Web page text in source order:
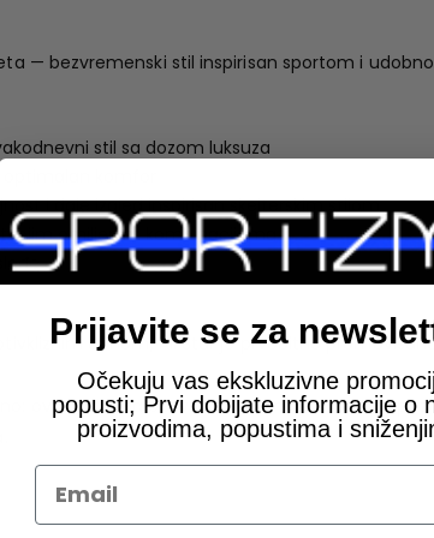
— bezvremenski stil inspirisan sportom i
stil sa dozom luksuza
i daje izgled inspirisan skejterskim stilom
omiljenim kombinacijama
đonom, All Star je prvobitno
ova patika sa bezvremenskim oblikom i
Prijavite se za
Očekuju vas ekskluzivne
popusti; Prvi dobijate informacije o
proizvodima, popustima i